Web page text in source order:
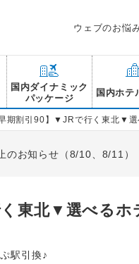
ウェブのお悩
国内ダイナミック
パッケージ
国内ホテ
早期割引90】▼JRで行く東北▼
のお知らせ（8/10、8/11）
東北▼選べるホ
駅引換♪